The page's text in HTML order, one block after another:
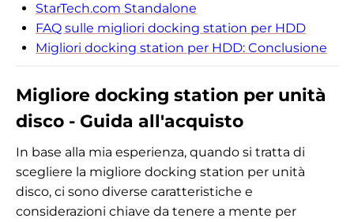
StarTech.com Standalone
FAQ sulle migliori docking station per HDD
Migliori docking station per HDD: Conclusione
Migliore docking station per unità
disco - Guida all'acquisto
In base alla mia esperienza, quando si tratta di
scegliere la migliore docking station per unità
disco, ci sono diverse caratteristiche e
considerazioni chiave da tenere a mente per